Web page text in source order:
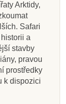
Arktidy,
Safari
a
stavby
pravou
prostředky
k dispozici